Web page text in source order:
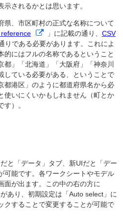
されるかとは思います。
県、市区町村の正式な名称について
」に記載の通り、 CSV
りである必要があります。これによ
的にはフルの名称であるということ
都」「北海道」「大阪府」「神奈川
している必要がある、ということで
都港区」のように都道府県名から必
使いにくいかもしれません（町とか
す）。
と「データ」タブ、新UIだと「デー
可能です。各ワークシートやモデル
面が出ます。この中の右の方に
あり、初期設定は「Auto select」に
クすることで変更することが可能で